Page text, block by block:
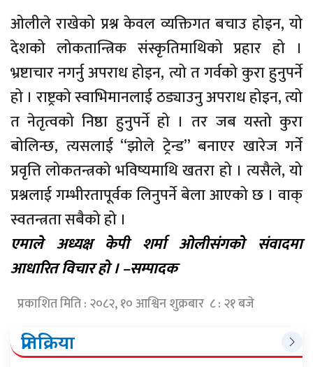
ओलीले राखेको प्रश्न केवल व्यक्तिगत बचाउ होइन, यो
देशको लोकतान्त्रिक संस्कृतिमाथिको प्रहार हो ।
भ्रष्टाचार नगर्नु अपराध होइन, त्यो त गर्वको कुरा हुनुपर्ने
हो । राष्ट्रको स्वाभिमानलाई ठड्याउनु अपराध होइन, त्यो
त नेतृत्वको निष्ठा हुनुपर्ने हो । तर जब यस्तो कुरा
बोलिन्छ, त्यसलाई “झोले ट्रेन्ड” बनाएर खारेज गर्ने
प्रवृत्ति लोकतन्त्रको भविष्यमाथि खतरा हो । त्यसैले, यो
प्रश्नलाई गम्भीरतापूर्वक लिनुपर्ने बेला आएको छ । वाक्
स्वतन्त्रता सबैको हो ।
एमाले अध्यक्ष केपी शर्मा ओलीसंगको संवादमा
आधारित विचार हो । –सम्पादक
प्रकाशित मिति : २०८२, १० आश्विन शुक्रबार ८ : २१ बजे
प्रतिक्रिया